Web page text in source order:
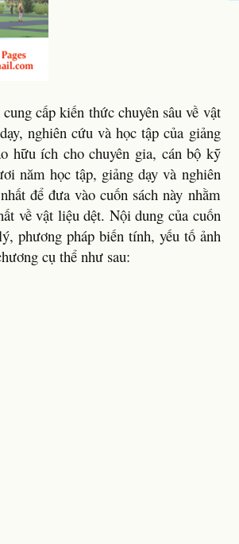
cấp kiến thức chuyên sâu về vật
nghiên cứu và học tập của giảng
hữu ích cho chuyên gia, cán bộ kỹ
năm học tập, giảng dạy và nghiên
để đưa vào cuốn sách này nhằm
về vật liệu dệt. Nội dung của cuốn
phương pháp biến tính, yếu tố ảnh
cụ thể như sau: